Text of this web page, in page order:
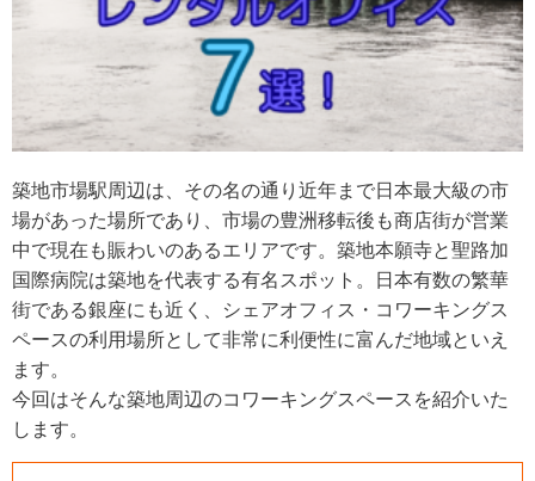
築地市場駅周辺は、その名の通り近年まで日本最大級の市
場があった場所であり、市場の豊洲移転後も商店街が営業
中で現在も賑わいのあるエリアです。築地本願寺と聖路加
国際病院は築地を代表する有名スポット。日本有数の繁華
街である銀座にも近く、シェアオフィス・コワーキングス
ペースの利用場所として非常に利便性に富んだ地域といえ
ます。
今回はそんな築地周辺のコワーキングスペースを紹介いた
します。